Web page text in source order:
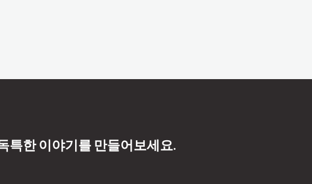
특한 이야기를 만들어보세요.